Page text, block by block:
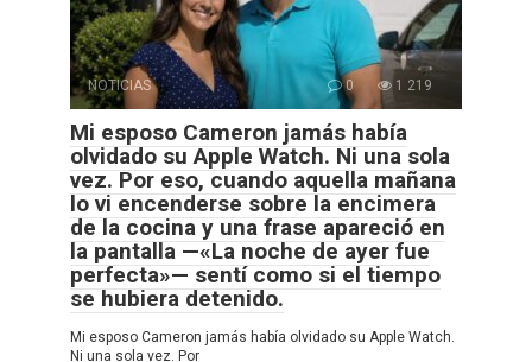
NOTICIAS 0 1 219
Mi esposo Cameron jamás había
olvidado su Apple Watch. Ni una sola
vez. Por eso, cuando aquella mañana
lo vi encenderse sobre la encimera
de la cocina y una frase apareció en
la pantalla —«La noche de ayer fue
perfecta»— sentí como si el tiempo
se hubiera detenido.
Mi esposo Cameron jamás había olvidado su Apple Watch.
Ni una sola vez. Por